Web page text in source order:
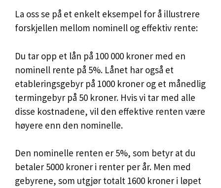
La oss se på et enkelt eksempel for å illustrere
forskjellen mellom nominell og effektiv rente:
Du tar opp et lån på 100 000 kroner med en
nominell rente på 5%. Lånet har også et
etableringsgebyr på 1000 kroner og et månedlig
termingebyr på 50 kroner. Hvis vi tar med alle
disse kostnadene, vil den effektive renten være
høyere enn den nominelle.
Den nominelle renten er 5%, som betyr at du
betaler 5000 kroner i renter per år. Men med
gebyrene, som utgjør totalt 1600 kroner i løpet